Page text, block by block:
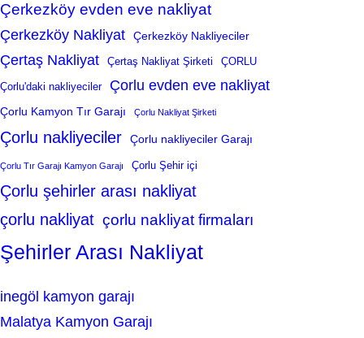
Çerkezköy evden eve nakliyat
Çerkezköy Nakliyat Çerkezköy Nakliyeciler
Çertaş Nakliyat Çertaş Nakliyat Şirketi ÇORLU
Çorlu'daki nakliyeciler Çorlu evden eve nakliyat
Çorlu Kamyon Tır Garajı Çorlu Nakliyat Şirketi
Çorlu nakliyeciler Çorlu nakliyeciler Garajı
Çorlu Tır Garajı Kamyon Garajı Çorlu Şehir içi
Çorlu şehirler arası nakliyat
çorlu nakliyat çorlu nakliyat firmaları
Şehirler Arası Nakliyat
inegöl kamyon garajı
Malatya Kamyon Garajı